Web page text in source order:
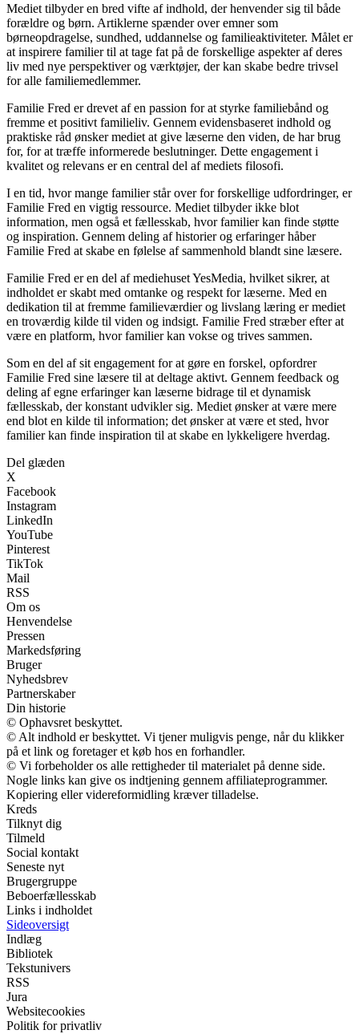
Mediet tilbyder en bred vifte af indhold, der henvender sig til både
forældre og børn. Artiklerne spænder over emner som
børneopdragelse, sundhed, uddannelse og familieaktiviteter. Målet er
at inspirere familier til at tage fat på de forskellige aspekter af deres
liv med nye perspektiver og værktøjer, der kan skabe bedre trivsel
for alle familiemedlemmer.
Familie Fred er drevet af en passion for at styrke familiebånd og
fremme et positivt familieliv. Gennem evidensbaseret indhold og
praktiske råd ønsker mediet at give læserne den viden, de har brug
for, for at træffe informerede beslutninger. Dette engagement i
kvalitet og relevans er en central del af mediets filosofi.
I en tid, hvor mange familier står over for forskellige udfordringer, er
Familie Fred en vigtig ressource. Mediet tilbyder ikke blot
information, men også et fællesskab, hvor familier kan finde støtte
og inspiration. Gennem deling af historier og erfaringer håber
Familie Fred at skabe en følelse af sammenhold blandt sine læsere.
Familie Fred er en del af mediehuset YesMedia, hvilket sikrer, at
indholdet er skabt med omtanke og respekt for læserne. Med en
dedikation til at fremme familieværdier og livslang læring er mediet
en troværdig kilde til viden og indsigt. Familie Fred stræber efter at
være en platform, hvor familier kan vokse og trives sammen.
Som en del af sit engagement for at gøre en forskel, opfordrer
Familie Fred sine læsere til at deltage aktivt. Gennem feedback og
deling af egne erfaringer kan læserne bidrage til et dynamisk
fællesskab, der konstant udvikler sig. Mediet ønsker at være mere
end blot en kilde til information; det ønsker at være et sted, hvor
familier kan finde inspiration til at skabe en lykkeligere hverdag.
Del glæden
X
Facebook
Instagram
LinkedIn
YouTube
Pinterest
TikTok
Mail
RSS
Om os
Henvendelse
Pressen
Markedsføring
Bruger
Nyhedsbrev
Partnerskaber
Din historie
© Ophavsret beskyttet.
© Alt indhold er beskyttet. Vi tjener muligvis penge, når du klikker
på et link og foretager et køb hos en forhandler.
© Vi forbeholder os alle rettigheder til materialet på denne side.
Nogle links kan give os indtjening gennem affiliateprogrammer.
Kopiering eller videreformidling kræver tilladelse.
Kreds
Tilknyt dig
Tilmeld
Social kontakt
Seneste nyt
Brugergruppe
Beboerfællesskab
Links i indholdet
Sideoversigt
Indlæg
Bibliotek
Tekstunivers
RSS
Jura
Websitecookies
Politik for privatliv